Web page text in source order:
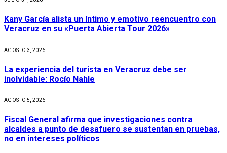
Kany García alista un íntimo y emotivo reencuentro con
Veracruz en su «Puerta Abierta Tour 2026»
AGOSTO 3, 2026
La experiencia del turista en Veracruz debe ser
inolvidable: Rocío Nahle
AGOSTO 5, 2026
Fiscal General afirma que investigaciones contra
alcaldes a punto de desafuero se sustentan en pruebas,
no en intereses políticos